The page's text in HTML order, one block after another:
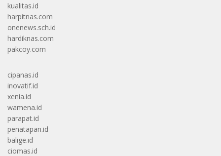
kualitas.id
harpitnas.com
onenews.sch.id
hardiknas.com
pakcoy.com
cipanas.id
inovatif.id
xenia.id
wamena.id
parapat.id
penatapan.id
balige.id
ciomas.id